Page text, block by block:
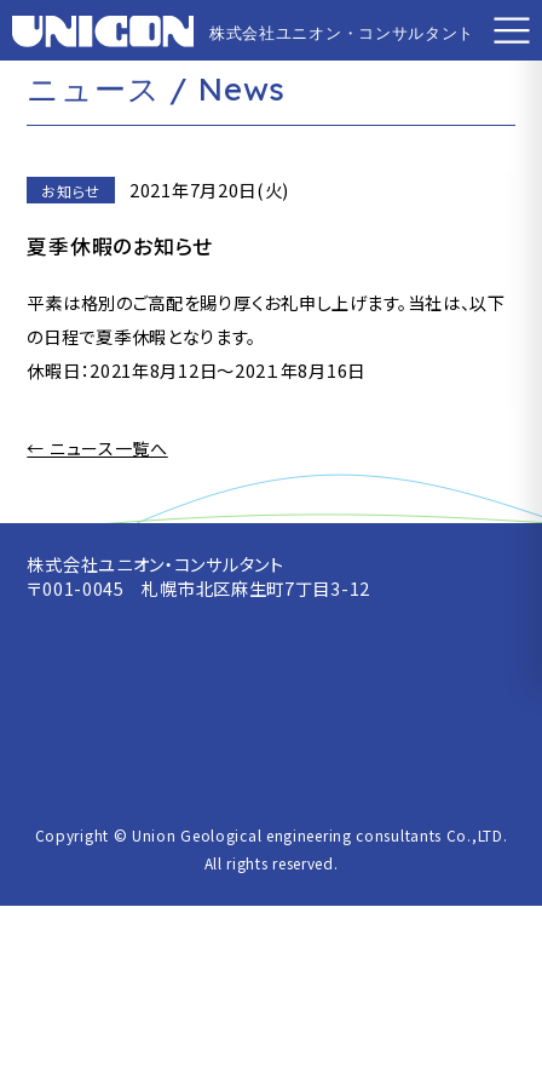
Geological and Soil Insights
Drone Survey and
株式会社ユニオン・コンサルタント
株式会社ユニオン・コンサルタント
ニュース / News
お知らせ 2021年7月20日(火)
夏季休暇のお知らせ
平素は格別のご高配を賜り厚くお礼申し上げます。当社は、以下
の日程で夏季休暇となります。
休暇日：2021年8月12日～202１年8月16日
← ニュース一覧へ
株式会社ユニオン・コンサルタント
〒001-0045 札幌市北区麻生町7丁目3-12
Copyright © Union Geological engineering consultants Co.,LTD.
All rights reserved.